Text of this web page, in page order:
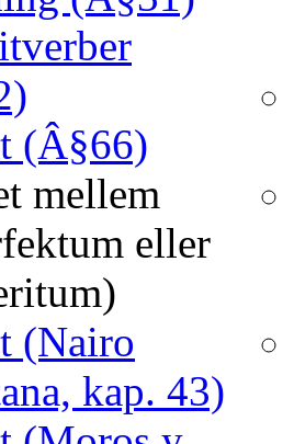
(Â§66)
mellem
eller
(Nairo
kap. 43)